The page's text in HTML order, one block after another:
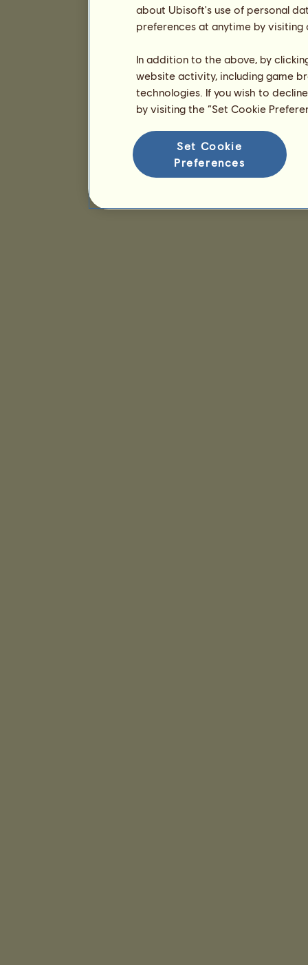
about Ubisoft's use of personal
preferences at anytime by
In addition to the above, by
website activity, including game
technologies. If you wish to
by visiting the “Set Cookie
Set Cookie
Preferences